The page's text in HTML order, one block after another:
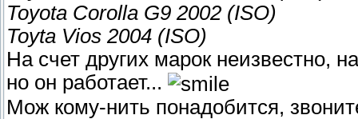
Toyota Corolla G9 2002 (ISO)
Toyta Vios 2004 (ISO)
На счет других марок неизвестно,
но он работает...
Мож кому-нить понадобится,